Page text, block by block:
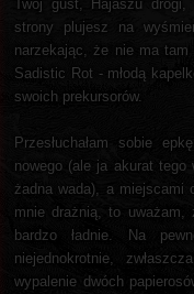
Twój gust, Hajaszu
strony plujesz na
narzekając, że nie ma
Sadistic Rot - młodą
swoich prekursorów.
Przesłuchałam sobie
nowego (ale ja akurat
żadna wada), a miejscami
mnie drażnią, to uważam,
bardzo ładnie. Na
niejednokrotnie,
wypalenie dwóch